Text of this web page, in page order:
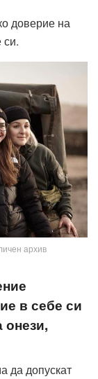
доверие на
архив
в себе си
онези,
да допускат